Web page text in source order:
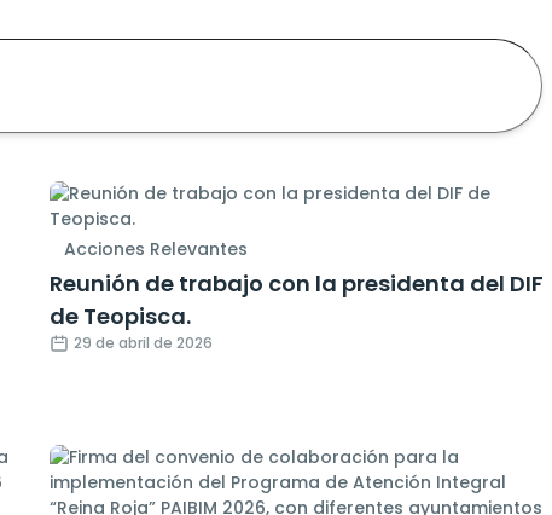
Acciones Relevantes
Reunión de trabajo con la presidenta del DIF
de Teopisca.
29 de abril de 2026